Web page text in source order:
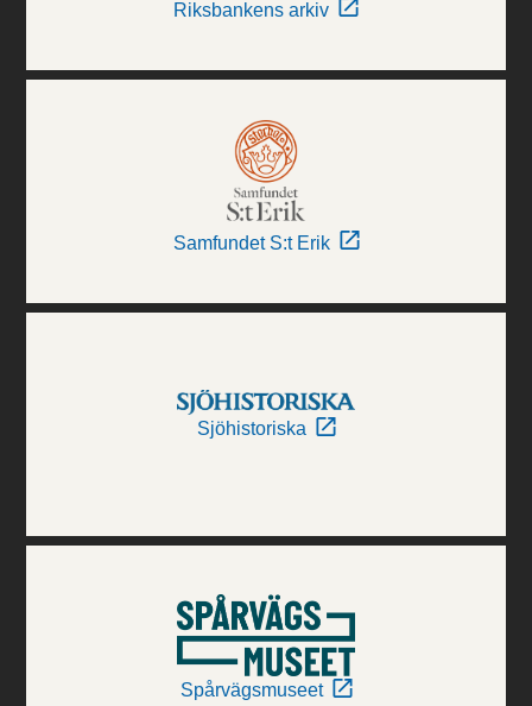
Riksbankens arkiv
Samfundet S:t Erik
Sjöhistoriska
Spårvägsmuseet